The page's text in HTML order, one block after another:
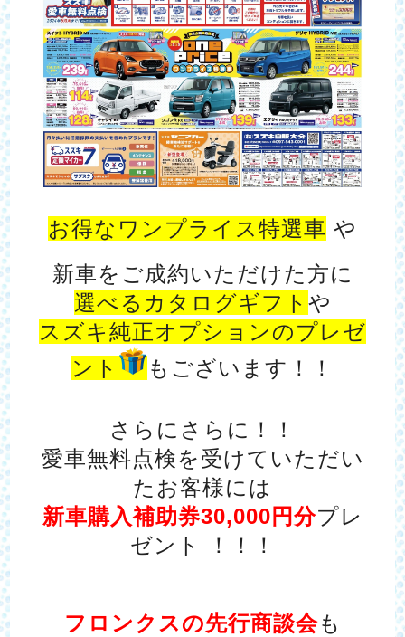
お得なワンプライス特選車 や
新車をご成約いただけた方に
選べるカタログギフト や
スズキ純正オプションのプレゼ
ント
もございます！！
さらにさらに！！
愛車無料点検を受けていただい
たお客様には
新車購入補助券30,000円分プレ
ゼント ！！！
フロンクスの先行商談会も